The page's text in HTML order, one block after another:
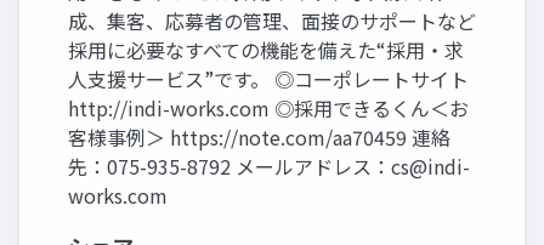
成、集客、応募者の管理、面接のサポートなど
採用に必要なすべての機能を備えた“採用・求
人支援サービス”です。 ◎コーポレートサイト
http://indi-works.com ◎採用できるくん＜お
客様事例＞ https://note.com/aa70459 連絡
先：075-935-8792 メールアドレス： cs@indi-
works.com